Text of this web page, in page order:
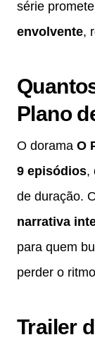
série
envolvente,
Plano
O dorama O
9 episódios,
de duração.
narrativa
para quem
perder o
Trailer